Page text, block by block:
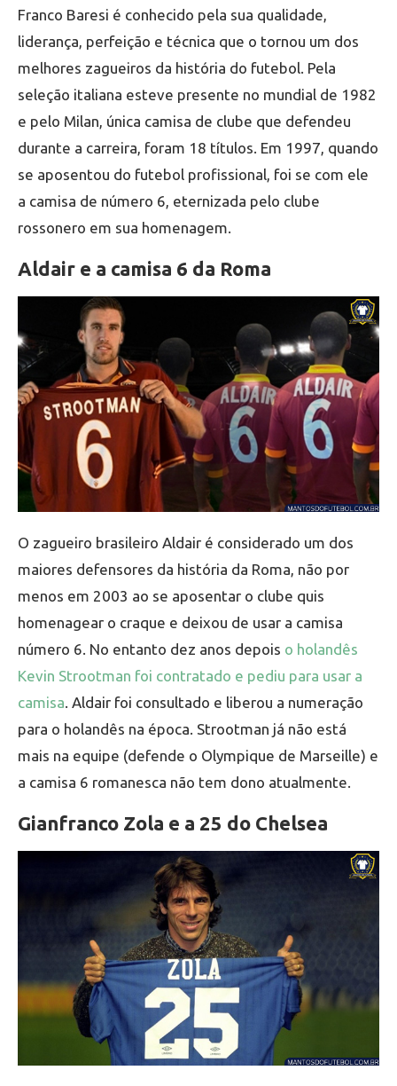
Franco Baresi é conhecido pela sua qualidade,
liderança, perfeição e técnica que o tornou um dos
melhores zagueiros da história do futebol. Pela
seleção italiana esteve presente no mundial de 1982
e pelo Milan, única camisa de clube que defendeu
durante a carreira, foram 18 títulos. Em 1997, quando
se aposentou do futebol profissional, foi se com ele
a camisa de número 6, eternizada pelo clube
rossonero em sua homenagem.
Aldair e a camisa 6 da Roma
O zagueiro brasileiro Aldair é considerado um dos
maiores defensores da história da Roma, não por
menos em 2003 ao se aposentar o clube quis
homenagear o craque e deixou de usar a camisa
número 6. No entanto dez anos depois o holandês
Kevin Strootman foi contratado e pediu para usar a
camisa . Aldair foi consultado e liberou a numeração
para o holandês na época. Strootman já não está
mais na equipe (defende o Olympique de Marseille) e
a camisa 6 romanesca não tem dono atualmente.
Gianfranco Zola e a 25 do Chelsea